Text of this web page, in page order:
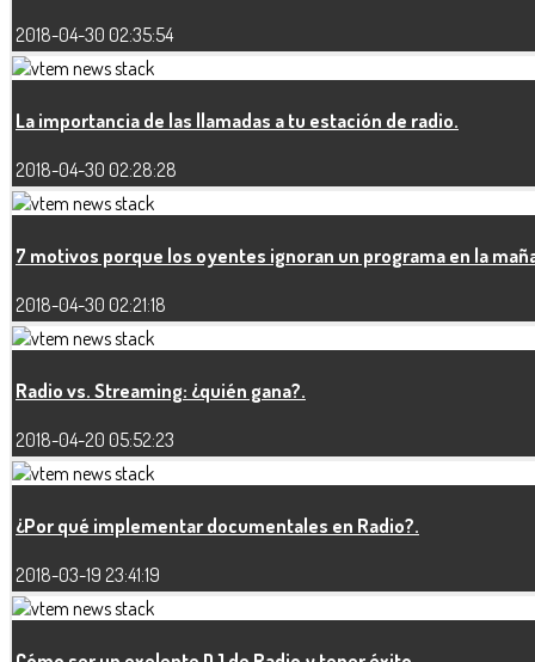
2018-04-30 02:35:54
La importancia de las llamadas a tu estación de radio.
2018-04-30 02:28:28
7 motivos porque los oyentes ignoran un programa en la
2018-04-30 02:21:18
Radio vs. Streaming: ¿quién gana?.
2018-04-20 05:52:23
¿Por qué implementar documentales en Radio?.
2018-03-19 23:41:19